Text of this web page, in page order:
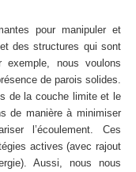
pour manipuler et
des structures qui sont
nous voulons
de parois solides.
de la couche limite et le
de manière à minimiser
l’écoulement. Ces
actives (avec rajout
Aussi, nous nous